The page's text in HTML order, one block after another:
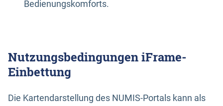
Bedienungskomforts.
Nutzungsbedingungen iFrame-
Einbettung
Die Kartendarstellung des NUMIS-Portals kann als